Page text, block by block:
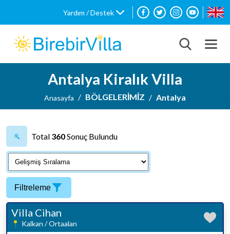
Yardım / Destek
Antalya Kiralık Villa
Anasayfa BÖLGELERİMİZ Antalya
Total 360Sonuç Bulundu
Filtreleme
Villa Cihan
Kalkan / Ortaalan